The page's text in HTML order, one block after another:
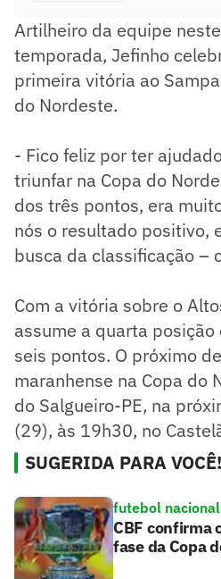
Artilheiro da equipe
temporada, Jefinho
primeira vitória ao
do Nordeste.
- Fico feliz por ter
triunfar na Copa do
dos três pontos, era
nós o resultado positivo,
busca da classificação –
Com a vitória sobre o
assume a quarta posição
seis pontos. O próximo
maranhense na Copa do
do Salgueiro-PE, na
(29), às 19h30, no
SUGERIDA PARA VOCÊ!
futebol nacional
CBF confirma
fase da Copa